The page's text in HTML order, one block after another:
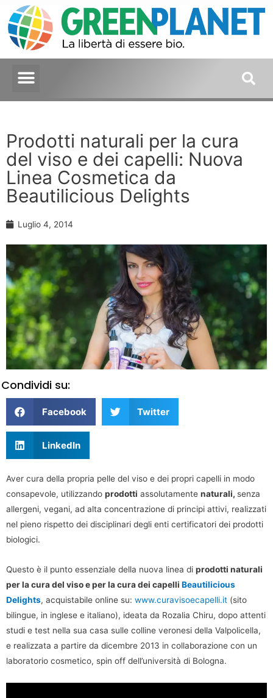
Prodotti naturali per la cura
del viso e dei capelli: Nuova
Linea Cosmetica da
Beautilicious Delights
Luglio 4, 2014
Condividi su:
Facebook Twitter
LinkedIn
Aver cura della propria pelle del viso e dei propri capelli in modo
consapevole, utilizzando prodotti assolutamente naturali, senza
allergeni, vegani, ad alta concentrazione di principi attivi, realizzati
nel pieno rispetto dei disciplinari degli enti certificatori dei prodotti
biologici.
Questo è il punto essenziale della nuova linea di prodotti naturali
per la cura del viso e per la cura dei capelli Beautilicious
Delights, acquistabile online su: www.curavisoecapelli.it (sito
bilingue, in inglese e italiano), ideata da Rozalia Chiru, dopo attenti
studi e test nella sua casa sulle colline veronesi della Valpolicella,
e realizzata a partire da dicembre 2013 in collaborazione con un
laboratorio cosmetico, spin off dell’università di Bologna.